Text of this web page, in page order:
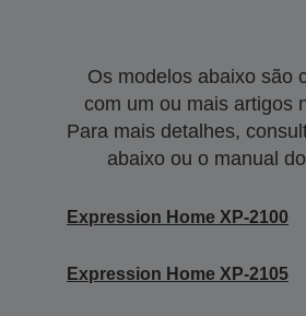
Os modelos abaixo são
com um ou mais artigos
Para mais detalhes,
abaixo ou o manual
Expression Home XP-2100
Expression Home XP-2105